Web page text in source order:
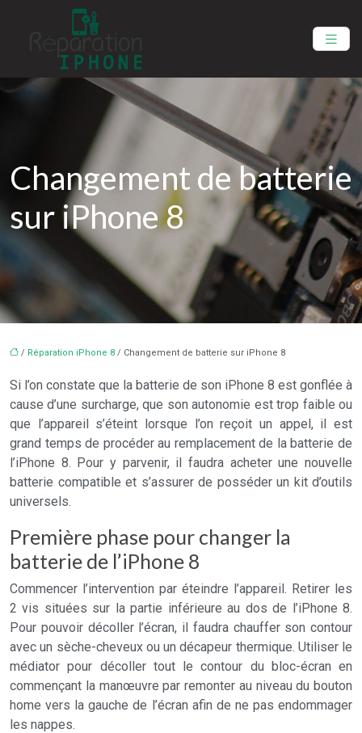
Changement de batterie
sur iPhone 8
/ Réparation iPhone 8 / Changement de batterie sur iPhone 8
Si l’on constate que la batterie de son iPhone 8 est gonflée à
cause d’une surcharge, que son autonomie est trop faible ou
que l’appareil s’éteint lorsque l’on reçoit un appel, il est
grand temps de procéder au remplacement de la batterie de
l’iPhone 8. Pour y parvenir, il faudra acheter une nouvelle
batterie compatible et s’assurer de posséder un kit d’outils
universels.
Première phase pour changer la
batterie de l’iPhone 8
Commencer l’intervention par éteindre l’appareil. Retirer les
2 vis situées sur la partie inférieure au dos de l’iPhone 8.
Pour pouvoir décoller l’écran, il faudra chauffer son contour
avec un sèche-cheveux ou un décapeur thermique. Utiliser le
médiator pour décoller tout le contour du bloc-écran en
commençant la manœuvre par remonter au niveau du bouton
home vers la gauche de l’écran afin de ne pas endommager
les nappes.